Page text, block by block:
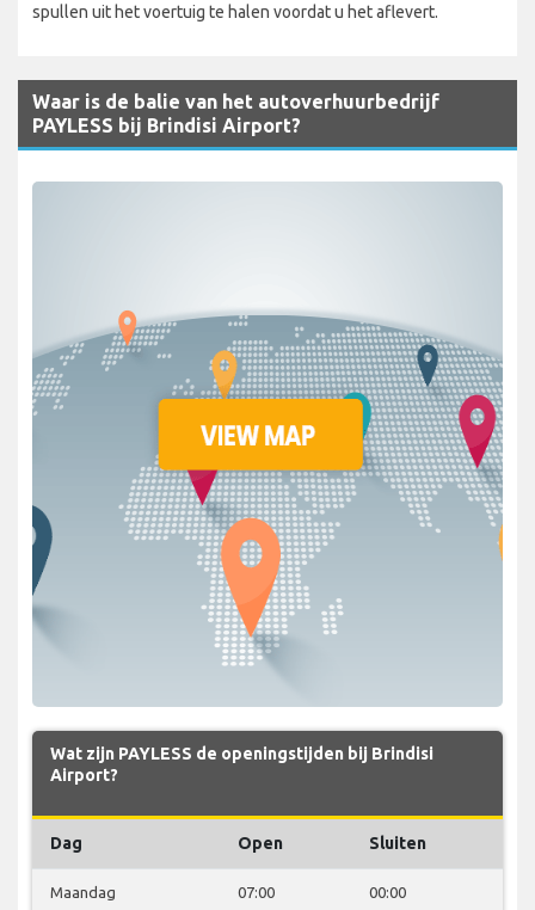
spullen uit het voertuig te halen voordat u het aflevert.
Waar is de balie van het autoverhuurbedrijf
PAYLESS bij Brindisi Airport?
Wat zijn PAYLESS de openingstijden bij Brindisi
Airport?
Dag Open Sluiten
Maandag 07:00 00:00